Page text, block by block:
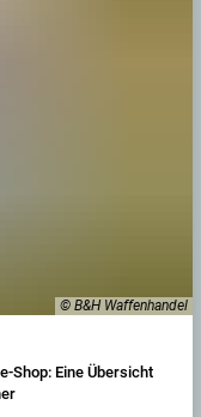
© B&H Waffenhandel
Shop: Eine Übersicht